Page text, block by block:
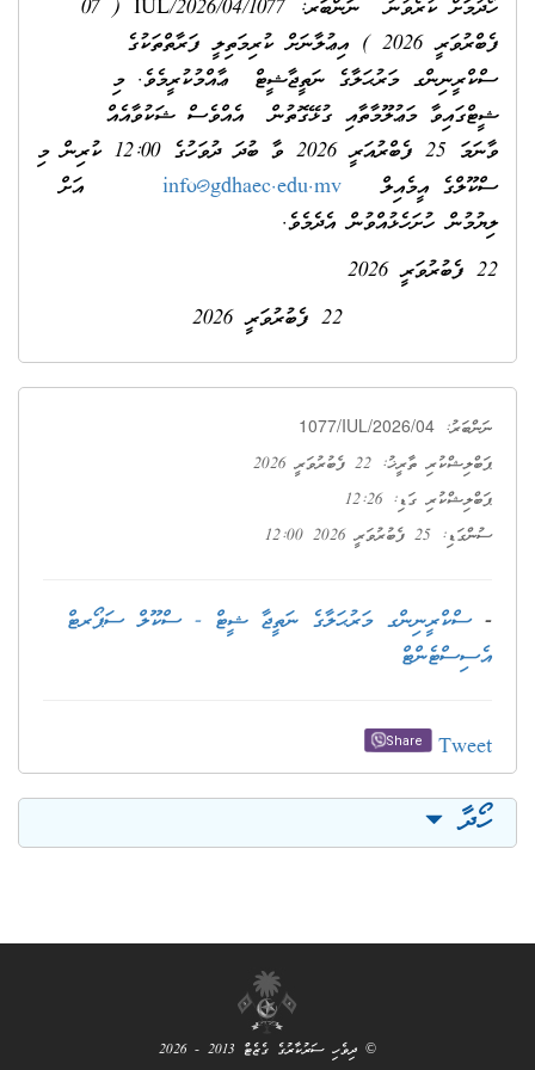
ހޯދުމަށް ކުރެވުނު ނަންބަރ: 1077/IUL/2026/04 ( 07
ފެބްރުވަރީ 2026 ) އިޢުލާނަށް ކުރިމަތިލީ ފަރާތްތަކުގެ
ސްކްރީނިންގ މަރުޙަލާގެ ނަތީޖާޝީޓް ޢާއްމުކުރީމެވެ. މި
ޝީޓްގައިވާ މަޢުލޫމާތާއި ގުޅޭގޮތުން އެއްވެސް ޝަކުވާއެއް
ވާނަމަ 25 ފެބްރުއަރީ 2026 ވާ ބުދަ ދުވަހުގެ 12:00 ކުރިން މި
ސްކޫލްގެ އީމެއިލް
info@gdhaec.edu.mv އަށް
ލިޔުމުން ހުށަހެޅުއްވުން އެދެމެވެ.
22 ފެބުރުވަރީ 2026
22 ފެބުރުވަރީ 2026
ނަންބަރު: 1077/IUL/2026/04
ޕަބްލިޝްކުރި ތާރީޚު: 22 ފެބުރުވަރީ 2026
ޕަބްލިޝްކުރި ގަޑި: 12:26
ސުންގަޑި: 25 ފެބުރުވަރީ 2026 12:00
-ސްކްރީނިންގ މަރުޙަލާގެ ނަތީޖާ ޝީޓް - ސްކޫލް ސަޕޯރޓް
އެސިސްޓެންޓް
Tweet
Share
ހޯދާ
© ދިވެހި ސަރުކާރުގެ ގެޒެޓް 2013 - 2026